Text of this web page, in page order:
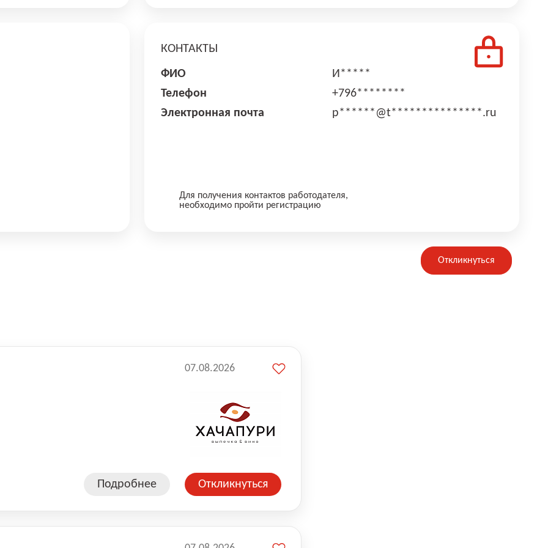
КОНТАКТЫ
ФИО
И*****
Телефон
+796********
Электронная почта
p******@t***************.ru
Для получения контактов работодателя,
необходимо пройти регистрацию
Откликнуться
Подробнее
07.08.2026
Откликнуться